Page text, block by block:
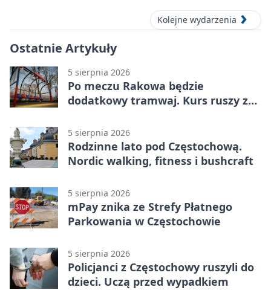
Kolejne wydarzenia
Ostatnie Artykuły
5 sierpnia 2026
Po meczu Rakowa będzie
dodatkowy tramwaj. Kurs ruszy ze
5 sierpnia 2026
Rodzinne lato pod Częstochową.
Nordic walking, fitness i bushcraft
5 sierpnia 2026
mPay znika ze Strefy Płatnego
Parkowania w Częstochowie
5 sierpnia 2026
Policjanci z Częstochowy ruszyli do
dzieci. Uczą przed wypadkiem